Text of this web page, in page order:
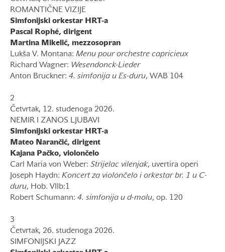
ROMANTIČNE VIZIJE
Simfonijski orkestar HRT-a
Pascal Rophé, dirigent
Martina Mikelić, mezzosopran
Lukša V. Montana: Menu pour orchestre capricieux
Richard Wagner: Wesendonck-Lieder
Anton Bruckner: 4. simfonija u Es-duru, WAB 104
2
Četvrtak, 12. studenoga 2026.
NEMIR I ZANOS LJUBAVI
Simfonijski orkestar HRT-a
Mateo Narančić, dirigent
Kajana Pačko, violončelo
Carl Maria von Weber: Strijelac vilenjak, uvertira operi
Joseph Haydn: Koncert za violončelo i orkestar br. 1 u C-
duru, Hob. VIIb:1
Robert Schumann: 4. simfonija u d-molu, op. 120
3
Četvrtak, 26. studenoga 2026.
SIMFONIJSKI JAZZ